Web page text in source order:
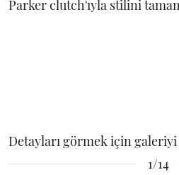
Parker clutch'ıyla stilini
Detayları görmek için galeriyi
1/14